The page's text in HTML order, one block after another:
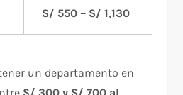
S/ 550 – S/ 1,130
un departamento en